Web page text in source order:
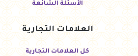
الأسئلة الشائعة
العلامات التجارية
كل العلامات التجارية